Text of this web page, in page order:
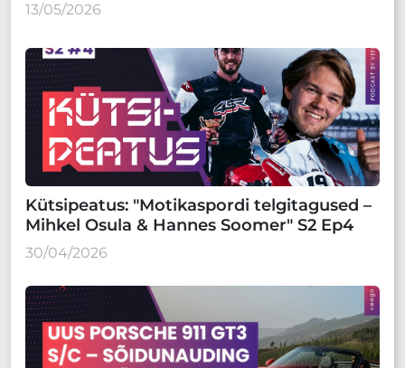
13/05/2026
Kütsipeatus: "Motikaspordi telgitagused –
Mihkel Osula & Hannes Soomer" S2 Ep4
30/04/2026